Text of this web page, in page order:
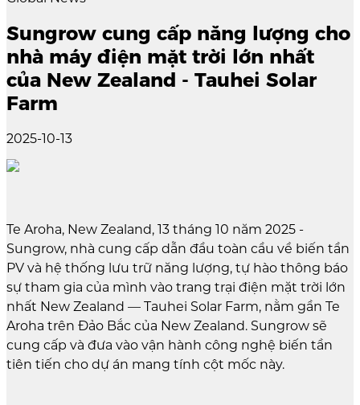
Sungrow cung cấp năng lượng cho
nhà máy điện mặt trời lớn nhất
của New Zealand - Tauhei Solar
Farm
2025-10-13
Te Aroha, New Zealand, 13 tháng 10 năm 2025 -
Sungrow, nhà cung cấp dẫn đầu toàn cầu về biến tần
PV và hệ thống lưu trữ năng lượng, tự hào thông báo
sự tham gia của mình vào trang trại điện mặt trời lớn
nhất New Zealand — Tauhei Solar Farm, nằm gần Te
Aroha trên Đảo Bắc của New Zealand. Sungrow sẽ
cung cấp và đưa vào vận hành công nghệ biến tần
tiên tiến cho dự án mang tính cột mốc này.